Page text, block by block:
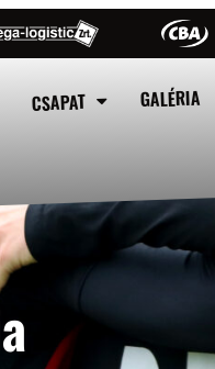
CSAPAT GALÉRIA